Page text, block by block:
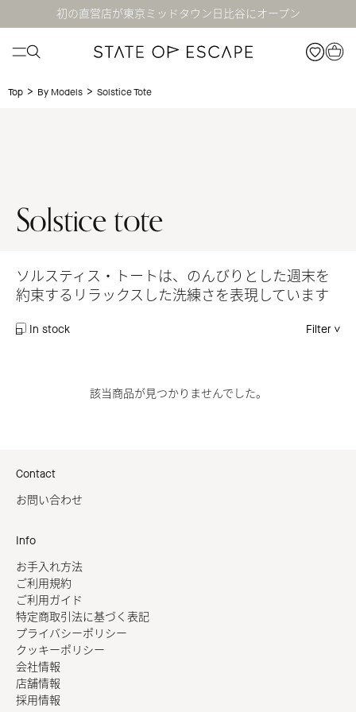
初の直営店が東京ミッドタウン日比谷にオープン
Top > By Models > Solstice Tote
Solstice tote
ソルスティス・トートは、のんびりとした週末を
約束するリラックスした洗練さを表現しています
In stock Filter
該当商品が見つかりませんでした。
Contact
お問い合わせ
Info
お手入れ方法
ご利用規約
ご利用ガイド
特定商取引法に基づく表記
プライバシーポリシー
クッキーポリシー
会社情報
店舗情報
採用情報